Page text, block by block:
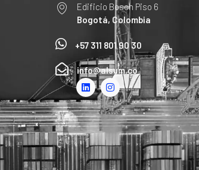
Edificio Bosch Piso 6
Bogotá, Colombia
+57 311 801 90 30
info@alsum.co